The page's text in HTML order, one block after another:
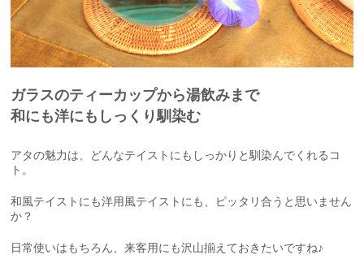
ガラスのティーカップから湯飲みまで
和にも洋にもしっくり馴染む
アタの魅力は、どんなテイストにもしっかりと馴染んでくれるコ
ト。
和風テイストにも洋用風テイストにも、ピッタリ合うと思いません
か？
日常使いはもちろん、来客用にも沢山揃えておきたいですね♪